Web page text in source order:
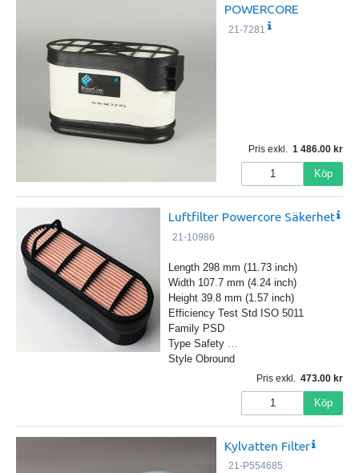
POWERCORE
21-7281
Pris exkl. 1 486.00
Köp
Luftfilter Powercore Säkerhet
21-10986
Length 298 mm (11.73 inch)
Width 107.7 mm (4.24 inch)
Height 39.8 mm (1.57 inch)
Efficiency Test Std ISO 5011
Family PSD
Type Safety
Style Obround
Pris exkl. 473.00
Köp
Kylvatten Filter
21-P554685